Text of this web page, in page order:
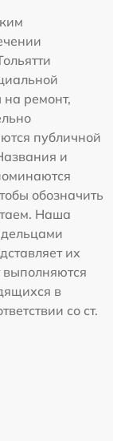
ремонт,
публичной
и
обозначить
Наша
их
в
со ст.